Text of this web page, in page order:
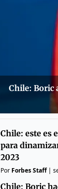
Chile: Boric
Chile: este es
para
2023
Por Forbes Staff|
Chile: Boric